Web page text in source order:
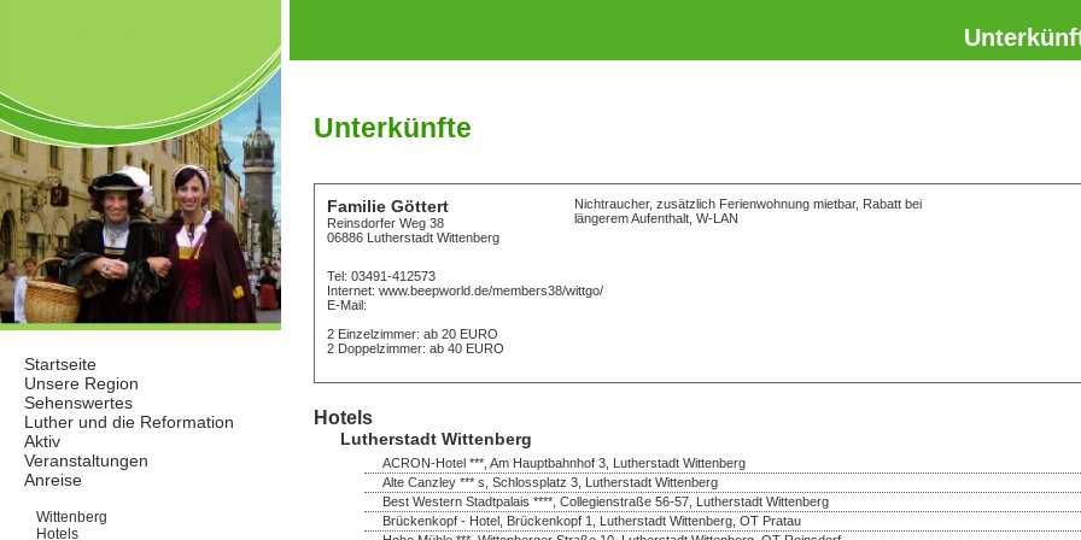
Startseite
Unsere Region
Sehenswertes
Luther und die Reformation
Aktiv
Veranstaltungen
Anreise
Wittenberg
Hotels
Unterkünfte
Familie Göttert
Reinsdorfer Weg 38
06886 Lutherstadt Wittenberg
Nichtraucher, zusätzlich Ferienwohnung mietbar, Rabatt bei
längerem Aufenthalt, W-LAN
Tel: 03491-412573
Internet: www.beepworld.de/members38/wittgo/
E-Mail:
2 Einzelzimmer: ab 20 EURO
2 Doppelzimmer: ab 40 EURO
Hotels
Lutherstadt Wittenberg
ACRON-Hotel ***, Am Hauptbahnhof 3, Lutherstadt Wittenberg
Alte Canzley *** s, Schlossplatz 3, Lutherstadt Wittenberg
Best Western Stadtpalais ****, Collegienstraße 56-57, Lutherstadt Wittenberg
Brückenkopf - Hotel, Brückenkopf 1, Lutherstadt Wittenberg, OT Pratau